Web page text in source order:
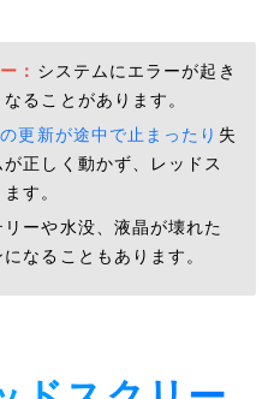
： システムにエラーが起き
ることがあります。
更新が途中で止まったり 失
正しく動かず、レッドス
す。
リーや水没、液晶が壊れた
なることもあります。